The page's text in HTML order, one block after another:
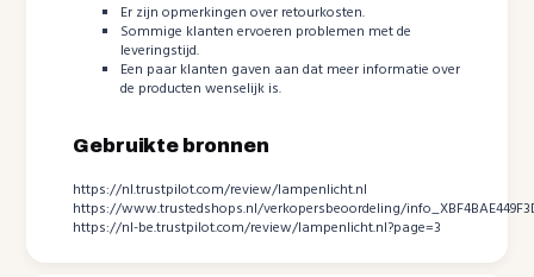
Er zijn opmerkingen over retourkosten.
Sommige klanten ervoeren problemen met de
leveringstijd.
Een paar klanten gaven aan dat meer informatie over
de producten wenselijk is.
Gebruikte bronnen
https://nl.trustpilot.com/review/lampenlicht.nl
https://www.trustedshops.nl/verkopersbeoordeling/
https://nl-be.trustpilot.com/review/lampenlicht.nl?page=3